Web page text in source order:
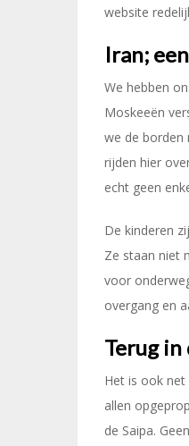
website
Iran;
We hebben
Moskeeën
we de borden
rijden hier
echt geen
De kinderen
Ze staan niet
voor
overgang en
Terug
Het is ook
allen
de Saipa.